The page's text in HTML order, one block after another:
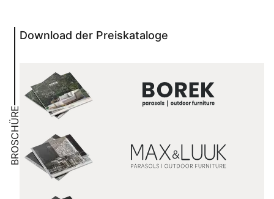
BROSCHÜRE
Download der Preiskataloge